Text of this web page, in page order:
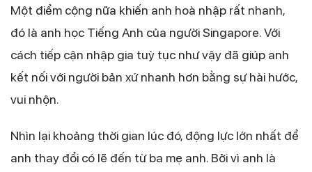
Một điểm cộng nữa khiến anh hoà nhập rất nhanh,
đó là anh học Tiếng Anh của người Singapore. Với
cách tiếp cận nhập gia tuỳ tục như vậy đã giúp anh
kết nối với người bản xứ nhanh hơn bằng sự hài hước,
vui nhộn.
Nhìn lại khoảng thời gian lúc đó, động lực lớn nhất để
anh thay đổi có lẽ đến từ ba mẹ anh. Bởi vì anh là